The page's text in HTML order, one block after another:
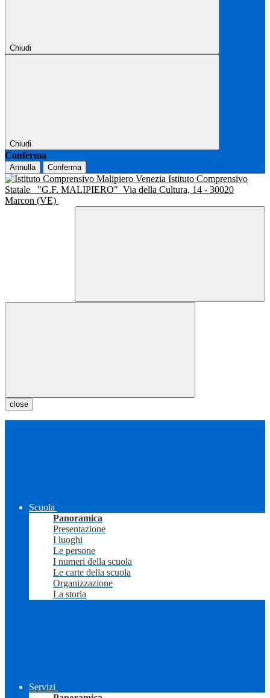
Chiudi
Chiudi
Conferma
Annulla Conferma
Istituto Comprensivo
Statale
"G.F. MALIPIERO" Via della Cultura, 14 - 30020
Marcon (VE)
close
Scuola
Panoramica
Presentazione
I luoghi
Le persone
I numeri della scuola
Le carte della scuola
Organizzazione
La storia
Servizi